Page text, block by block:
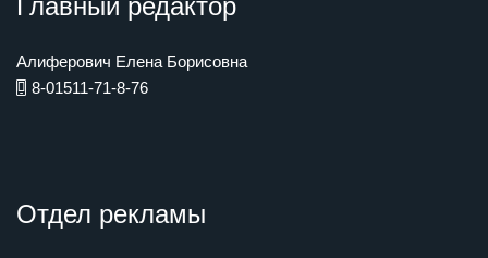
Главный редактор
Алиферович Елена Борисовна
8-01511-71-8-76
Отдел рекламы